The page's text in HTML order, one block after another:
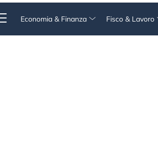
Economia & Finanza Fisco & Lavoro